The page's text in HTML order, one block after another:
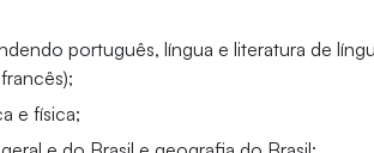
português, língua e literatura de
e física;